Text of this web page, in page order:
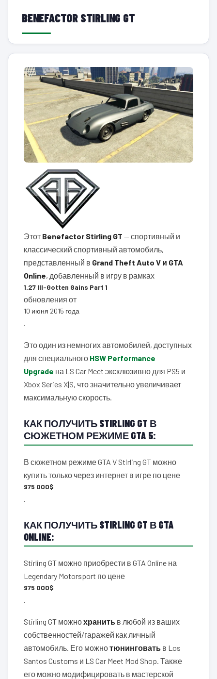
BENEFACTOR STIRLING GT
Этот Benefactor Stirling GT — спортивный и
классический спортивный автомобиль,
представленный в Grand Theft Auto V и GTA
Online, добавленный в игру в рамках
1.27 Ill-Gotten Gains Part 1
обновления от
10 июня 2015 года
.
Это один из немногих автомобилей, доступных
для специального HSW Performance
Upgrade на LS Car Meet эксклюзивно для PS5 и
Xbox Series X|S, что значительно увеличивает
максимальную скорость.
КАК ПОЛУЧИТЬ STIRLING GT В
СЮЖЕТНОМ РЕЖИМЕ GTA 5:
В сюжетном режиме GTA V Stirling GT можно
купить только через интернет в игре по цене
975 000$
.
КАК ПОЛУЧИТЬ STIRLING GT В GTA
ONLINE:
Stirling GT можно приобрести в GTA Online на
Legendary Motorsport по цене
975 000$
.
Stirling GT можнохранить в любой из ваших
собственностей/гаражей как личный
автомобиль. Его можнотюнинговать в Los
Santos Customs и LS Car Meet Mod Shop. Также
его можно модифицировать в мастерской